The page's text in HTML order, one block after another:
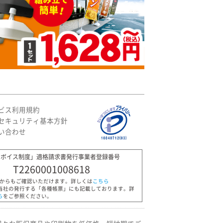
ス利用規約
キュリティ基本方針
合わせ
イス制度」適格請求書発行事業者登録番号
T2260001008618
らもご確認いただけます。詳しくは こちら
の発行する「各種帳票」にも記載しております。詳
をご参照ください。